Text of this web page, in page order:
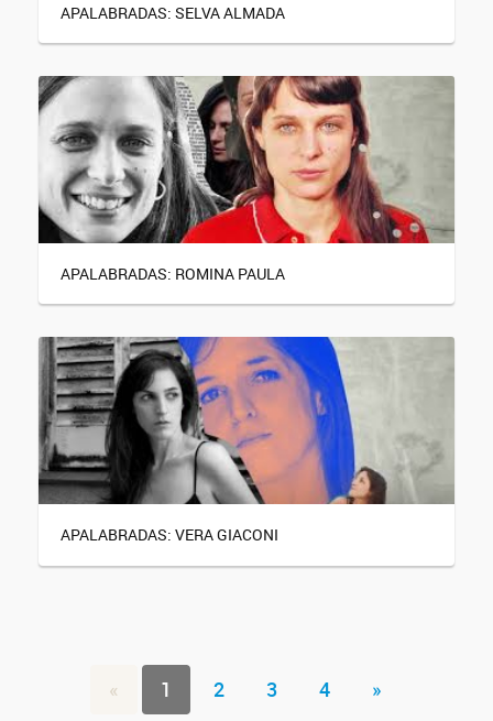
APALABRADAS: SELVA ALMADA
APALABRADAS: ROMINA PAULA
APALABRADAS: VERA GIACONI
« 1 2 3 4 »